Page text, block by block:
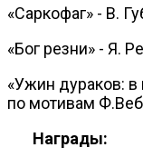
«Саркофаг» - В.
«Бог резни» - Я.
«Ужин дураков:
по мотивам
Награды: